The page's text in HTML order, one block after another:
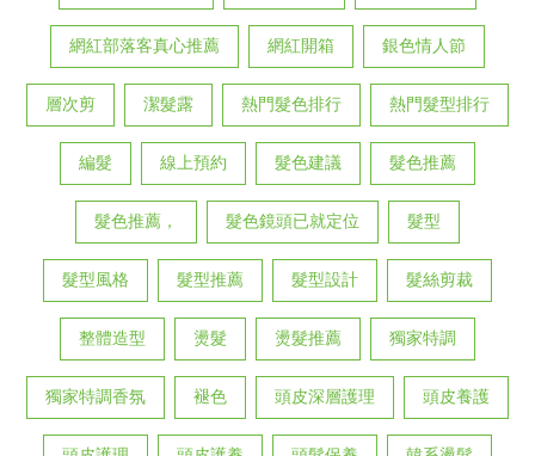
網紅部落客真心推薦 網紅開箱 銀色情人節
層次剪 潔髮露 熱門髮色排行 熱門髮型排行
編髮 線上預約 髮色建議 髮色推薦
髮色推薦， 髮色鏡頭已就定位 髮型
髮型風格 髮型推薦 髮型設計 髮絲剪裁
整體造型 燙髮 燙髮推薦 獨家特調
獨家特調香氛 褪色 頭皮深層護理 頭皮養護